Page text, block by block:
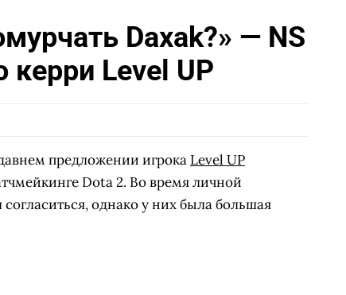
Daxak?» — NS
керри Level UP
предложении игрока Level UP
Dota 2. Во время личной
однако у них была большая